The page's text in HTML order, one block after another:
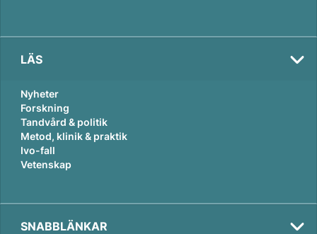
LÄS
Nyheter
Forskning
Tandvård & politik
Metod, klinik & praktik
Ivo-fall
Vetenskap
SNABBLÄNKAR